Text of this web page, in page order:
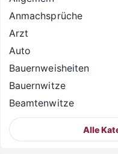
Anmachsprüche
Arzt
Auto
Bauernweisheiten
Bauernwitze
Beamtenwitze
Alle